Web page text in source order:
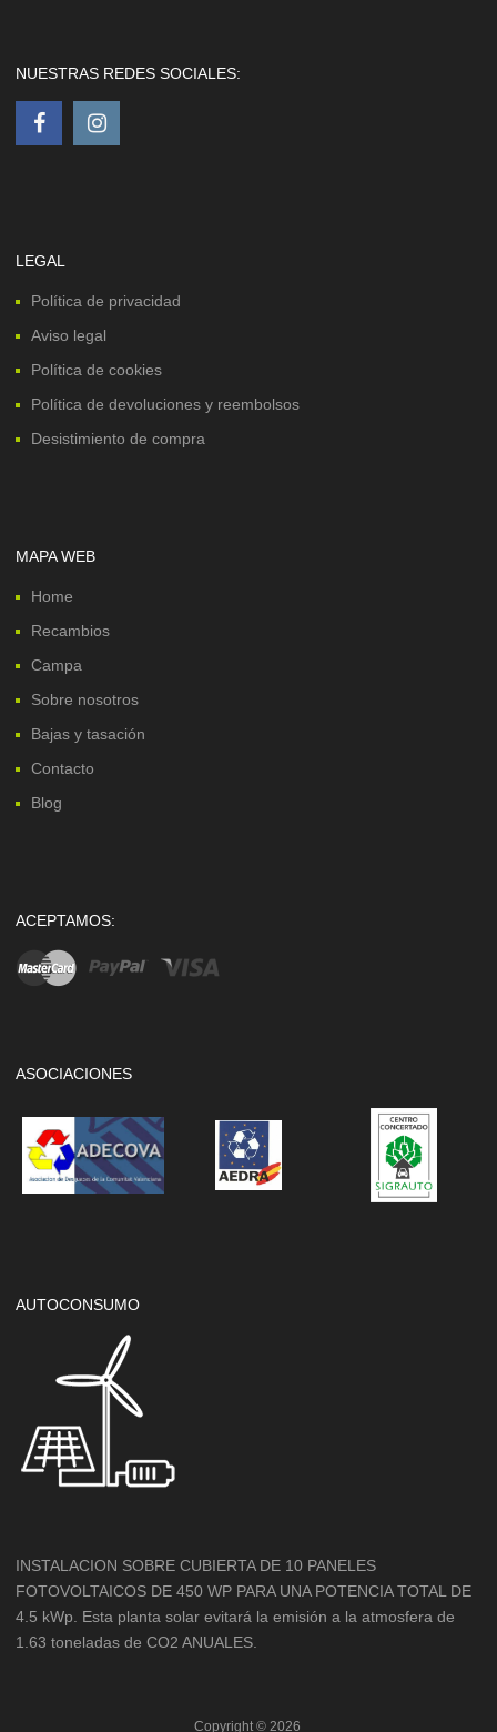
NUESTRAS REDES SOCIALES:
LEGAL
Política de privacidad
Aviso legal
Política de cookies
Política de devoluciones y reembolsos
Desistimiento de compra
MAPA WEB
Home
Recambios
Campa
Sobre nosotros
Bajas y tasación
Contacto
Blog
ACEPTAMOS:
ASOCIACIONES
AUTOCONSUMO
INSTALACION SOBRE CUBIERTA DE 10 PANELES
FOTOVOLTAICOS DE 450 WP PARA UNA POTENCIA TOTAL DE
4.5 kWp. Esta planta solar evitará la emisión a la atmosfera de
1.63 toneladas de CO2 ANUALES.
Copyright © 2026